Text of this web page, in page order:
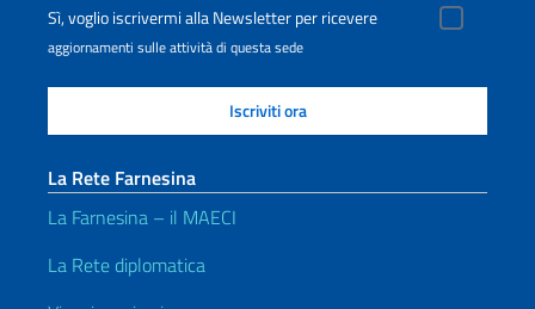
Sì, voglio iscrivermi alla Newsletter per ricevere
aggiornamenti sulle attività di questa sede
La Rete Farnesina
La Farnesina – il MAECI
La Rete diplomatica